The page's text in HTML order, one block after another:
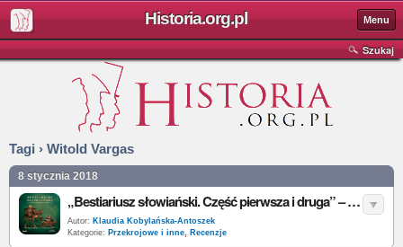
Historia.org.pl Menu
Szukaj
Tagi › Witold Vargas
8 stycznia 2018
„Bestiariusz słowiański. Część pierwsza i druga” – W. Vargas, P. Zych – recenzja
Autor: Klaudia Kobylańska-Antoszek
Kategorie: Przekrojowe i inne, Recenzje